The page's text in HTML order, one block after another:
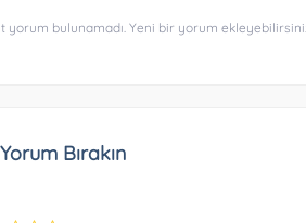
yorum bulunamadı. Yeni bir yorum
Bırakın